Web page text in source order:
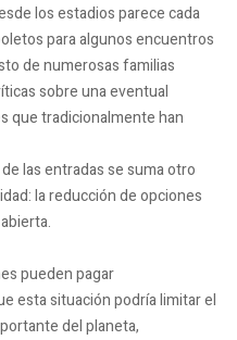
los estadios parece cada
para algunos encuentros
de numerosas familias
sobre una eventual
que tradicionalmente han
las entradas se suma otro
la reducción de opciones
pueden pagar
esta situación podría limitar el
del planeta,